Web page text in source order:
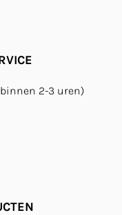
2-3 uren)